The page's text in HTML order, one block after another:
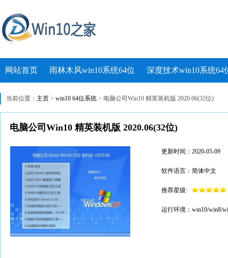
网站首页 雨林木风win10系统64位 深度技术win10系统64
当前位置： 主页 > win10 64位系统 > 电脑公司Win10 精英装机版 2020.06(32位)
电脑公司Win10 精英装机版 2020.06(32位)
更新时间：2020-05-09
软件语言：简体中文
推荐星级:
运行环境：win10/win8/